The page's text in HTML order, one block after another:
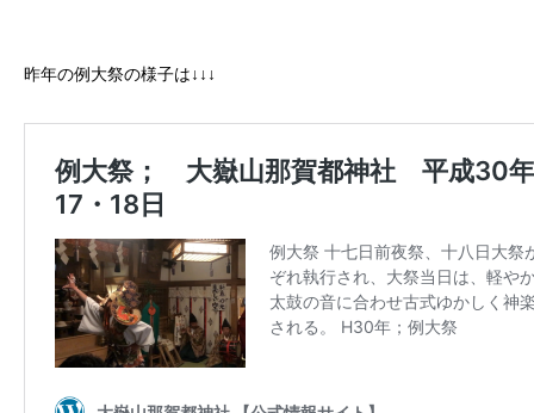
昨年の例大祭の様子は↓↓↓